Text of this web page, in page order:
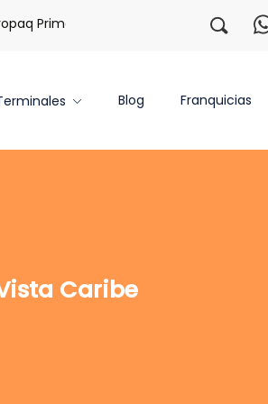
Prime TE DA MÁS! ¡Regístrate
Blog Franquicias
Caribe